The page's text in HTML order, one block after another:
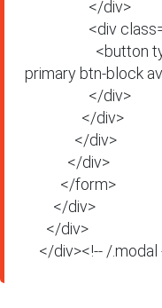
primary btn-block
</div><!-- /.modal